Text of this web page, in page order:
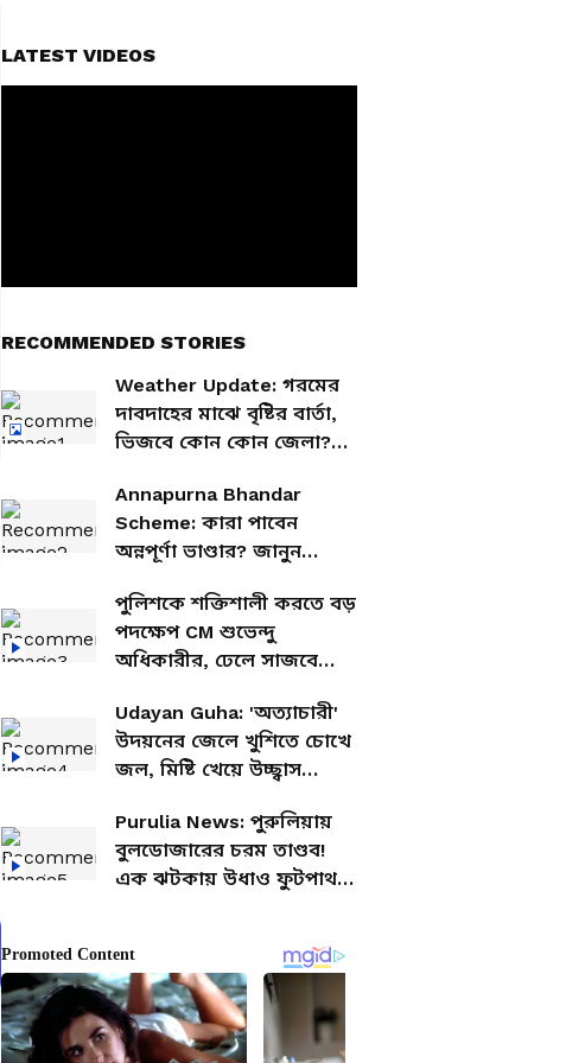
LATEST VIDEOS
RECOMMENDED STORIES
Weather Update: গরমের
দাবদাহের মাঝে বৃষ্টির বার্তা,
ভিজবে কোন কোন জেলা?
Annapurna Bhandar
Scheme: কারা পাবেন
অন্নপূর্ণা ভাণ্ডার? জানুন
জন্য বড় খবর
পুলিশকে শক্তিশালী করতে বড়
পদক্ষেপ CM শুভেন্দু
অধিকারীর, ঢেলে সাজবে
Udayan Guha: 'অত্যাচারী'
উদয়নের জেলে খুশিতে চোখে
জল, মিষ্টি খেয়ে উচ্ছ্বাস
Purulia News: পুরুলিয়ায়
বুলডোজারের চরম তাণ্ডব!
এক ঝটকায় উধাও ফুটপাথ